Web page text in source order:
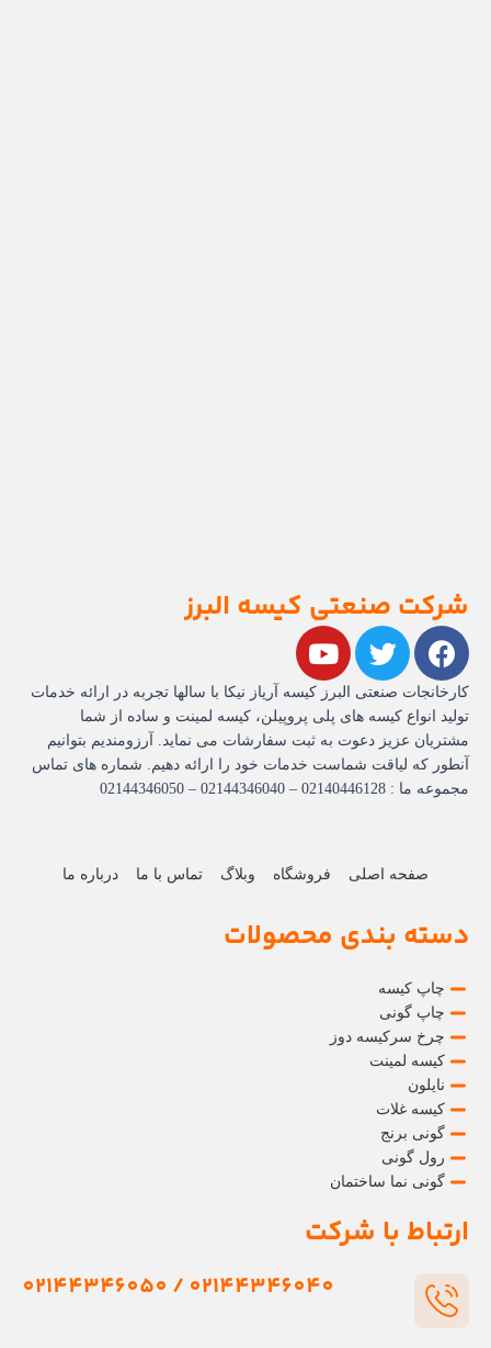
شرکت صنعتی کیسه البرز
F
a
c
e
b
o
o
T
w
i
t
t
e
r
Y
o
u
t
u
b
e
کارخانجات صنعتی البرز کیسه آریاز نیکا با سالها تجربه در ارائه خدمات
تولید انواع کیسه های پلی پروپیلن، کیسه لمینت و ساده از شما
مشتریان عزیز دعوت به ثبت سفارشات می نماید. آرزومندیم بتوانیم
آنطور که لیاقت شماست خدمات خود را ارائه دهیم. شماره های تماس
مجموعه ما : 02140446128 – 02144346040 – 02144346050
صفحه اصلی فروشگاه وبلاگ تماس با ما درباره ما
دسته بندی محصولات
چاپ کیسه
چاپ گونی
چرخ سرکیسه دوز
کیسه لمینت
نایلون
کیسه غلات
گونی برنج
رول گونی
گونی نما ساختمان
ارتباط با شرکت
02144346040 / 02144346050